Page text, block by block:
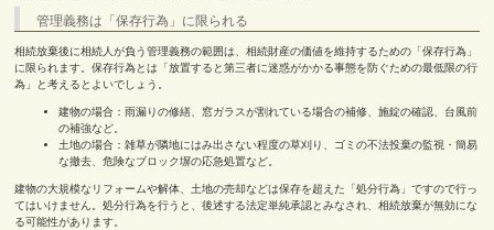
管理義務は「保存行為」に限られる
相続放棄後に相続人が負う管理義務の範囲は、相続財産の価値を維持するための「保存行為」
に限られます。保存行為とは「放置すると第三者に迷惑がかかる事態を防ぐための最低限の行
為」と考えるとよいでしょう。
建物の場合：雨漏りの修繕、窓ガラスが割れている場合の補修、施錠の確認、台風前
の補強など。
土地の場合：雑草が隣地にはみ出さない程度の草刈り、ゴミの不法投棄の監視・簡易
な撤去、危険なブロック塀の応急処置など。
建物の大規模なリフォームや解体、土地の売却などは保存を超えた「処分行為」ですので行っ
てはいけません。処分行為を行うと、後述する法定単純承認とみなされ、相続放棄が無効にな
る可能性があります。